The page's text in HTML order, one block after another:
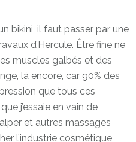
bikini, il faut passer par une
d’Hercule. Être fine ne
muscles galbés et des
là encore, car 90% des
que tous ces
j’essaie en vain de
et autres massages
l’industrie cosmétique,